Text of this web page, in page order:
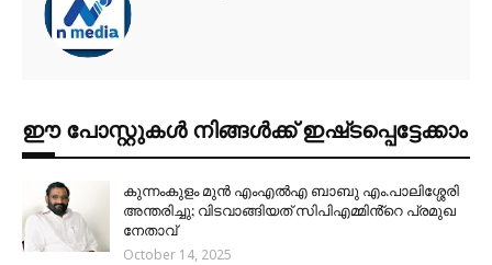
ഈ പോസ്റ്റുകൾ നിങ്ങൾക്ക് ഇഷ്‌‌ടപ്പെട്ടേക്കാം
കുന്നംകുളം മുൻ എംഎൽഎ ബാബു എം.പാലിശ്ശേരി
അന്തരിച്ചു; വിടവാങ്ങിയത് സിപിഎമ്മിൻ്റെ പ്രമുഖ
നേതാവ്
October 14, 2025